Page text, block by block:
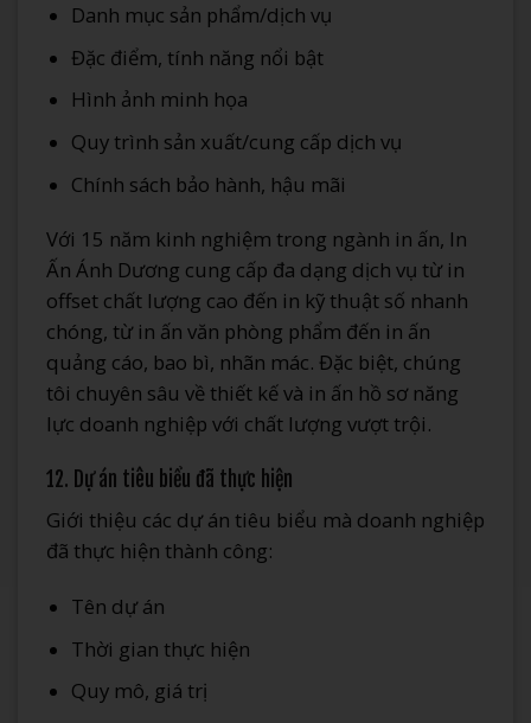
Danh mục sản phẩm/dịch vụ
Đặc điểm, tính năng nổi bật
Hình ảnh minh họa
Quy trình sản xuất/cung cấp dịch vụ
Chính sách bảo hành, hậu mãi
Với 15 năm kinh nghiệm trong ngành in ấn, In
Ấn Ánh Dương cung cấp đa dạng dịch vụ từ in
offset chất lượng cao đến in kỹ thuật số nhanh
chóng, từ in ấn văn phòng phẩm đến in ấn
quảng cáo, bao bì, nhãn mác. Đặc biệt, chúng
tôi chuyên sâu về thiết kế và in ấn hồ sơ năng
lực doanh nghiệp với chất lượng vượt trội.
12. Dự án tiêu biểu đã thực hiện
Giới thiệu các dự án tiêu biểu mà doanh nghiệp
đã thực hiện thành công:
Tên dự án
Thời gian thực hiện
Quy mô, giá trị